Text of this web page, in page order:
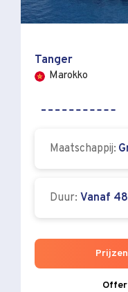
Tanger
Marokko
Maatschappij:
Duur: Vanaf